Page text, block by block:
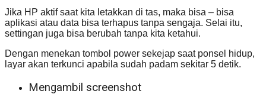
Jika HP aktif saat kita letakkan di tas, maka bisa – bisa
aplikasi atau data bisa terhapus tanpa sengaja. Selai itu,
settingan juga bisa berubah tanpa kita ketahui.
Dengan menekan tombol power sekejap saat ponsel hidup,
layar akan terkunci apabila sudah padam sekitar 5 detik.
Mengambil screenshot